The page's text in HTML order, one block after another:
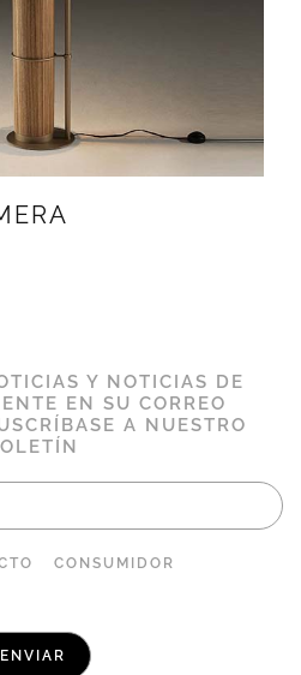
Y NOTICIAS DE
EN SU CORREO
A NUESTRO
CONSUMIDOR